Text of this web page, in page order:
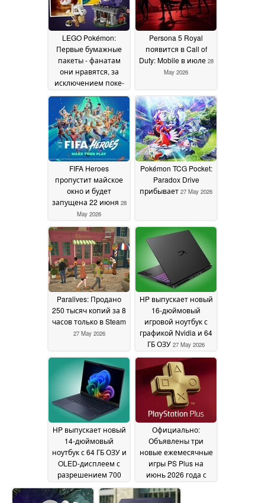
LEGO Pokémon:
Первые бумажные
пакеты - фанатам
они нравятся, за
исключением поке-
шаров05 June 2026
Persona 5 Royal
появится в Call of
Duty: Mobile в июле 28
May 2026
FIFA Heroes
пропустит майское
окно и будет
запущена 22 июня 28
May 2026
Pokémon TCG Pocket:
Paradox Drive
прибывает 27 May 2026
Paralives: Продано
250 тысяч копий за 8
часов только в Steam
27 May 2026
HP выпускает новый
16-дюймовый
игровой ноутбук с
графикой Nvidia и 64
ГБ ОЗУ 27 May 2026
HP выпускает новый
14-дюймовый
ноутбук с 64 ГБ ОЗУ и
OLED-дисплеем с
разрешением 700
нит26 May 2026
Официально:
Объявлены три
новые ежемесячные
игры PS Plus на
июнь 2026 года с
релизами для PS4 и
PS526 May 2026